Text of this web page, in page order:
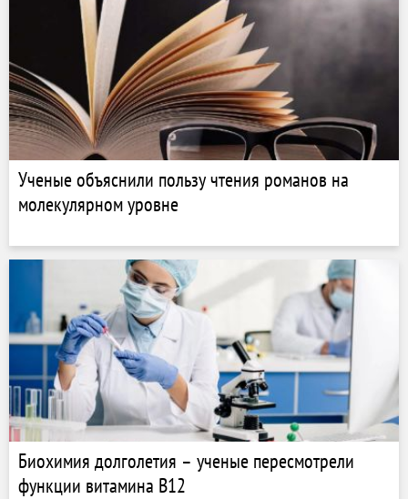
Ученые объяснили пользу чтения романов на
молекулярном уровне
Биохимия долголетия – ученые пересмотрели
функции витамина B12